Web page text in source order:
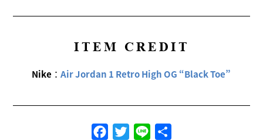
ITEM CREDIT
Nike ：Air Jordan 1 Retro High OG “Black Toe”
FacebookTwitterLine